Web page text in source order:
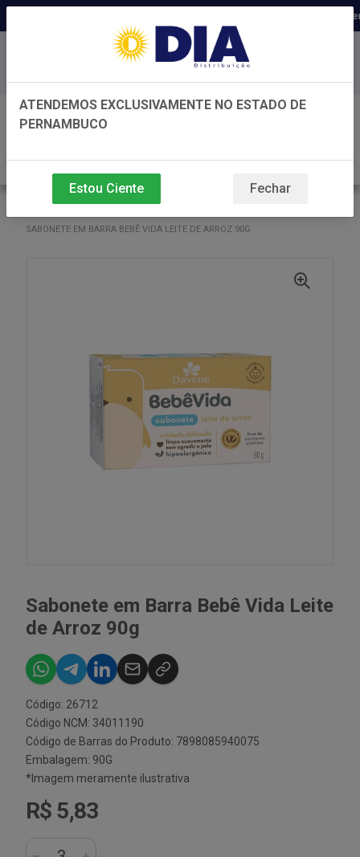
Distribuidora há 22 anos em
Baixe já nosso APP
SABONETE EM BARRA BEBÊ VIDA LEITE DE ARROZ 90G
Sabonete em Barra Bebê Vida Leite
de Arroz 90g
Código: 26712
Código NCM: 34011190
Código de Barras do Produto: 7898085940075
Embalagem: 90G
*Imagem meramente ilustrativa
R$ 5,83
ATENDEMOS EXCLUSIVAMENTE NO ESTADO DE
PERNAMBUCO
Estou Ciente Fechar